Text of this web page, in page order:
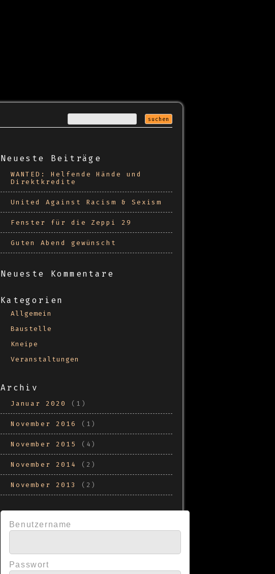
Neueste Beiträge
WANTED: Helfende Hände und
Direktkredite
United Against Racism & Sexism
Fenster für die Zeppi 29
Guten Abend gewünscht
Neueste Kommentare
Kategorien
Allgemein
Baustelle
Kneipe
Veranstaltungen
Archiv
Januar 2020 (1)
November 2016 (1)
November 2015 (4)
November 2014 (2)
November 2013 (2)
Benutzername
Passwort